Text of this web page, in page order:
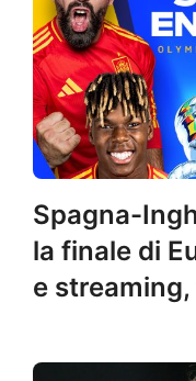
Spagna-
la finale di
e